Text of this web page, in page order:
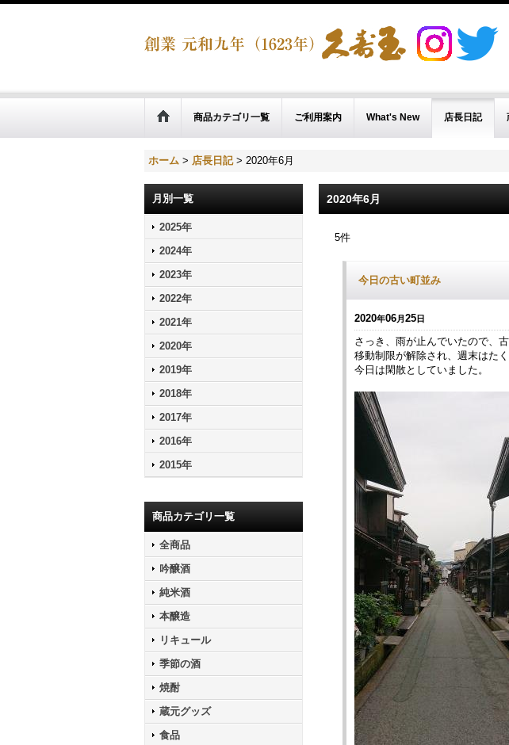
商品カテゴリ一覧 ご利用案内 What's New 店長日記
ホーム > 店長日記 > 2020年6月
月別一覧
2025年
2024年
2023年
2022年
2021年
2020年
2019年
2018年
2017年
2016年
2015年
商品カテゴリ一覧
全商品
吟醸酒
純米酒
本醸造
リキュール
季節の酒
焼酎
蔵元グッズ
食品
2020年6月
5件
今日の古い町並み
2020年06月25日
さっき、雨が止んでいたので、
移動制限が解除され、週末はた
今日は閑散としていました。